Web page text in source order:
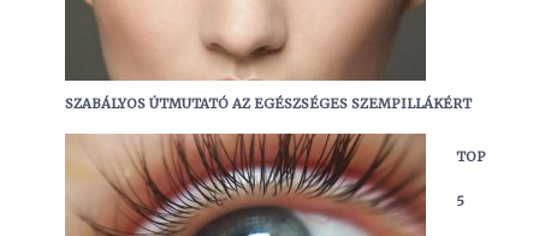
SZABÁLYOS ÚTMUTATÓ AZ EGÉSZSÉGES SZEMPILLÁKÉRT
TOP
5